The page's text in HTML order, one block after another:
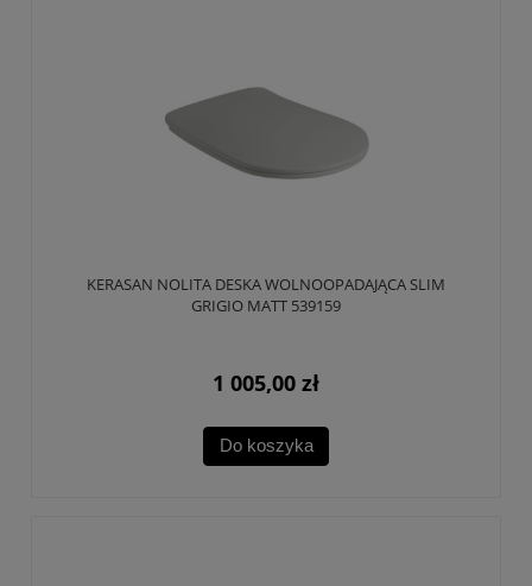
KERASAN NOLITA DESKA WOLNOOPADAJĄCA SLIM
GRIGIO MATT 539159
1 005,00 zł
Do koszyka